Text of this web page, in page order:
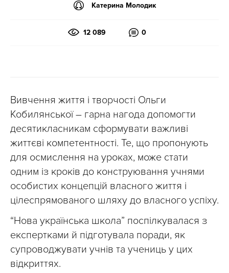
Катерина Молодик
12 089 0
Вивчення життя і творчості Ольги
Кобилянської – гарна нагода допомогти
десятикласникам сформувати важливі
життєві компетентності. Те, що пропонують
для осмислення на уроках, може стати
одним із кроків до конструювання учнями
особистих концепцій власного життя і
цілеспрямованого шляху до власного успіху.
“Нова українська школа” поспілкувалася з
експертками й підготувала поради, як
супроводжувати учнів та учениць у цих
відкриттях.